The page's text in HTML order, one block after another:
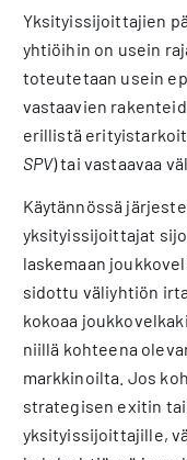
Yksityissijoittajien
yhtiöihin on usein
toteutetaan usein
vastaavien
erillistä
SPV) tai vastaavaa
Käytännössä
yksityissijoittajat
laskemaan
sidottu väliyhtiön
kokoaa
niillä kohteena
markkinoilta. Jos
strategisen exitin tai
yksityissijoittajille,